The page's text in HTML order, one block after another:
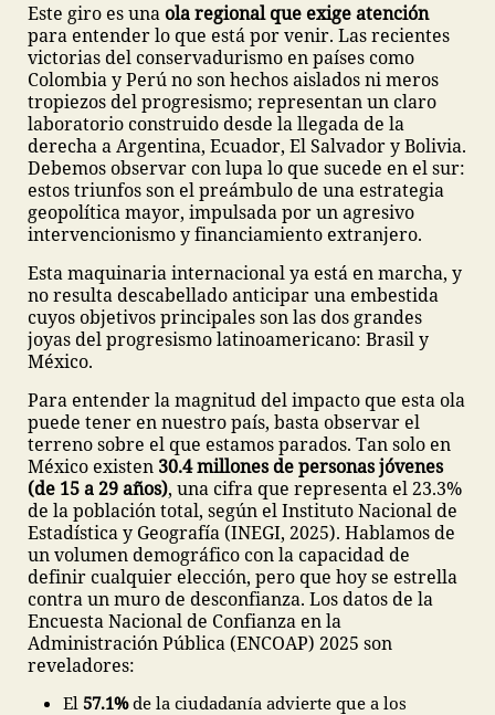
Este giro es una ola regional que exige atención
para entender lo que está por venir. Las recientes
victorias del conservadurismo en países como
Colombia y Perú no son hechos aislados ni meros
tropiezos del progresismo; representan un claro
laboratorio construido desde la llegada de la
derecha a Argentina, Ecuador, El Salvador y Bolivia.
Debemos observar con lupa lo que sucede en el sur:
estos triunfos son el preámbulo de una estrategia
geopolítica mayor, impulsada por un agresivo
intervencionismo y financiamiento extranjero.
Esta maquinaria internacional ya está en marcha, y
no resulta descabellado anticipar una embestida
cuyos objetivos principales son las dos grandes
joyas del progresismo latinoamericano: Brasil y
México.
Para entender la magnitud del impacto que esta ola
puede tener en nuestro país, basta observar el
terreno sobre el que estamos parados. Tan solo en
México existen 30.4 millones de personas jóvenes
(de 15 a 29 años), una cifra que representa el 23.3%
de la población total, según el Instituto Nacional de
Estadística y Geografía (INEGI, 2025). Hablamos de
un volumen demográfico con la capacidad de
definir cualquier elección, pero que hoy se estrella
contra un muro de desconfianza. Los datos de la
Encuesta Nacional de Confianza en la
Administración Pública (ENCOAP) 2025 son
reveladores:
El 57.1%de la ciudadanía advierte que a los